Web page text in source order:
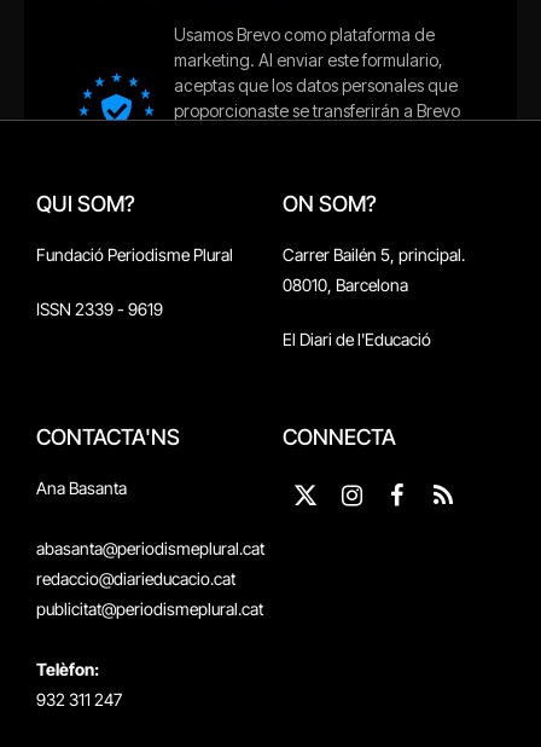
QUI SOM?
Fundació Periodisme Plural
ISSN 2339 - 9619
ON SOM?
Carrer Bailén 5, principal.
08010, Barcelona
El Diari de l'Educació
CONTACTA'NS
Ana Basanta
abasanta@periodismeplural.cat
redaccio@diarieducacio.cat
publicitat@periodismeplural.cat
Telèfon:
932 311 247
CONNECTA
X
Instagram
Facebook
RSS